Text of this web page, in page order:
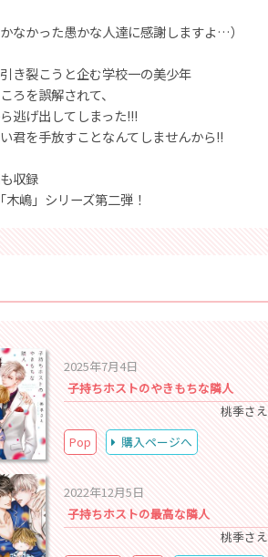
なかった愚かな人達に感謝しますよ…）
き裂こうと企む学校一の美少年
ろを誤解されて、
逃げ出してしまった!!!
君を手放すことなんてしませんから!!
収録
嶋」シリーズ第二弾！
2025年7月4日
子持ちホストのやきもちな隣人
桃季さえ
Pop
購入ページへ
2022年12月5日
子持ちホストの最高な隣人
桃季さえ